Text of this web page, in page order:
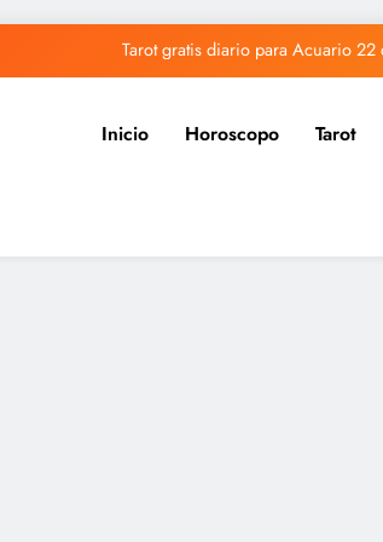
Tarot gratis diario para Acuario
Tarot gratis diario para Sagitario 22
Tarot gratis diario para Piscis
Tarot gratis diario para Acuario
Inicio Horoscopo Tarot